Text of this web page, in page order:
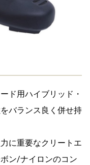
ド用ハイブリッド・
バランス良く併せ持
に重要なクリートエ
ン/ナイロンのコン